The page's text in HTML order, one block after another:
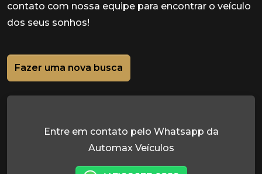
contato com nossa equipe para encontrar o veículo
dos seus sonhos!
Fazer uma nova busca
Entre em contato pelo Whatsapp da
Automax Veículos